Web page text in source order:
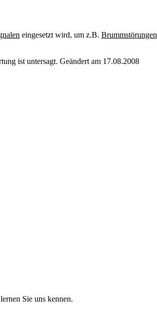
eingesetzt wird, um z.B. Brummstörungen
ist untersagt. Geändert am 17.08.2008
Sie uns kennen.